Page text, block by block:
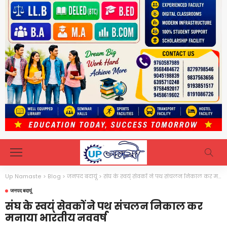
Up Namaste > Blog > जनपद बदायूं> संघ के स्वय्ं सेवकों ने पथ संचलन निकाल कर मनाया भारतीय नववर्ष
जनपद बदायूं
संघ के स्वय्ं सेवकों ने पथ संचलन निकाल कर
मनाया भारतीय नववर्ष